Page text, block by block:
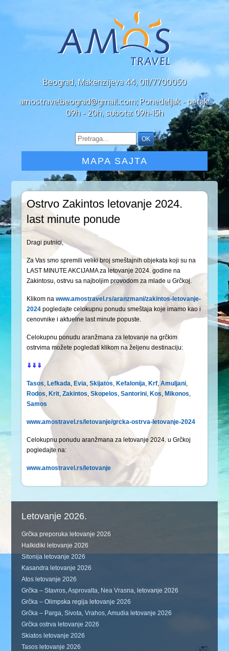
Beograd, Makenzijeva 44, 011/7700050
amostravelbeograd@gmail.com; Ponedeljak - petak:
09h - 20h, subota: 09h-15h
MAPA SAJTA
Ostrvo Zakintos letovanje 2024.
last minute ponude
Dragi putnici,
Za Vas smo spremili veliki broj smeštajnih objekata koji su na
LAST MINUTE AKCIJAMA za letovanje 2024. godine na
Zakintosu, ostrvu sa najboljim provodom za mlade u Grčkoj.
Klikom nawww.amostravel.rs/aranzmani/zakintos-letovanje-
2024 pogledajte celokupnu ponudu smeštaja koje imamo kao i
cenovnike i aktuelne last minute popuste.
Celokupnu ponudu aranžmana za letovanje na grčkim
ostrvima možete pogledati klikom na željenu destinaciju:
⇓⇓⇓
Tasos, Lefkada, Evia,Skijatos, Kefalonija, Krf,Amuljani,
Rodos, Krit,Zakintos,Skopelos,Santorini, Kos, Mikonos,
Samos
www.amostravel.rs/letovanje/grcka-ostrva-letovanje-2024
Celokupnu ponudu aranžmana za letovanje 2024. u Grčkoj
pogledajte na:
www.amostravel.rs/letovanje
Letovanje 2026.
Grčka preporuka letovanje 2026
Halkidiki letovanje 2026
Sitonija letovanje 2026
Kasandra letovanje 2026
Atos letovanje 2026
Grčka – Stavros, Asprovalta, Nea Vrasna, letovanje 2026
Grčka – Olimpska regija letovanje 2026
Grčka – Parga, Sivota, Vrahos, Amudia letovanje 2026
Grčka ostrva letovanje 2026
Skiatos letovanje 2026
Tasos letovanje 2026